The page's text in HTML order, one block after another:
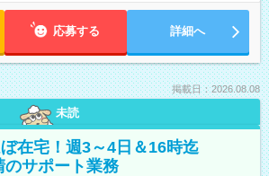
応募する 詳細へ
掲載日：2026.08.08
未読
在宅！週3～4日＆16時迄
サポート業務